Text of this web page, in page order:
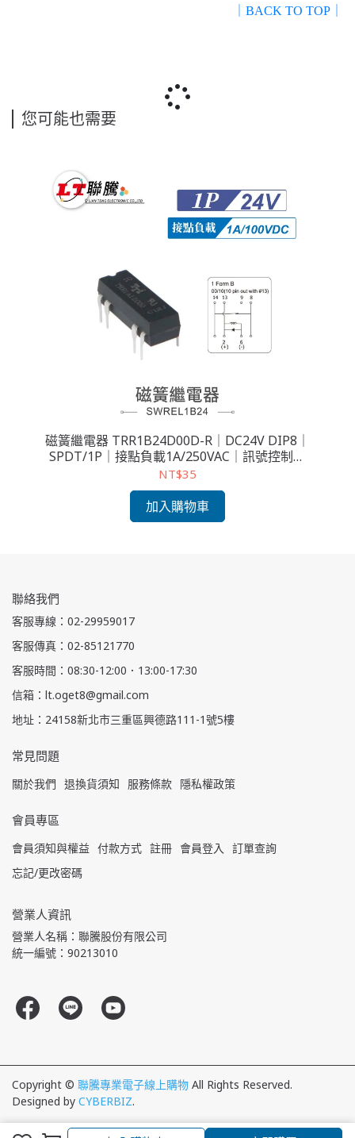
｜BACK TO TOP｜
您可能也需要
磁簧繼電器 TRR1B24D00D-R｜DC24V DIP8｜
SPDT/1P｜接點負載1A/250VAC｜訊號控制元
件
NT$35
加入購物車
聯絡我們
客服專線：02-29959017
客服傳真：02-85121770
客服時間：08:30-12:00．13:00-17:30
信箱：lt.oget8@gmail.com
地址：24158新北市三重區興德路111-1號5樓
常見問題
關於我們 退換貨須知 服務條款 隱私權政策
會員專區
會員須知與權益 付款方式 註冊 會員登入
訂單查詢
忘記/更改密碼
營業人資訊
營業人名稱：聯騰股份有限公司
統一編號：90213010
Copyright © 聯騰專業電子線上購物 All Rights Reserved.
Designed by CYBERBIZ.